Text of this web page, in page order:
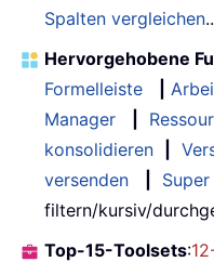
Spalten vergleichen
Hervorgehobene
Formelleiste
Manager
konsolidieren
versenden
filtern/kursiv/
Top-15-Toolsets: